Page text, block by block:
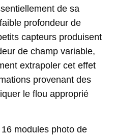
de sa
profondeur de
capteurs produisent
de champ variable,
extrapoler cet effet
provenant des
le flou approprié
modules photo de